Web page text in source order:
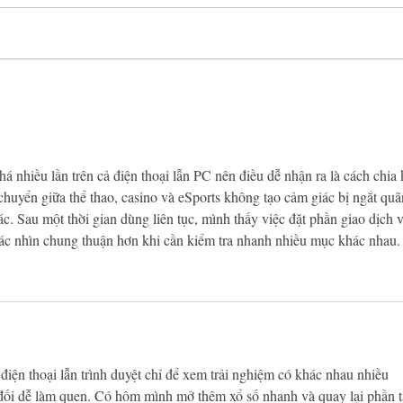
nhiều lần trên cả điện thoại lẫn PC nên điều dễ nhận ra là cách chia
giữa thể thao, casino và eSports không tạo cảm giác bị ngắt
Sau một thời gian dùng liên tục, mình thấy việc đặt phần giao dịch
nhìn chung thuận hơn khi cần kiểm tra nhanh nhiều mục khác nhau.
thoại lẫn trình duyệt chỉ để xem trải nghiệm có khác nhau nhiều
dễ làm quen. Có hôm mình mở thêm xổ số nhanh và quay lại phần